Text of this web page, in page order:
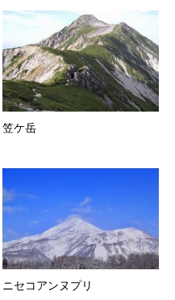
笠ケ岳
ニセコアンヌプリ